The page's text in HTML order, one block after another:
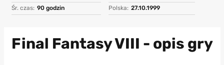
Śr. czas: 90 godzin
Polska: 27.10.1999
Final Fantasy VIII - opis gry